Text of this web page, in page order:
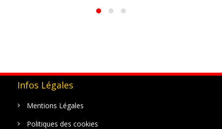
Infos Légales
Mentions Légales
Politiques des cookies